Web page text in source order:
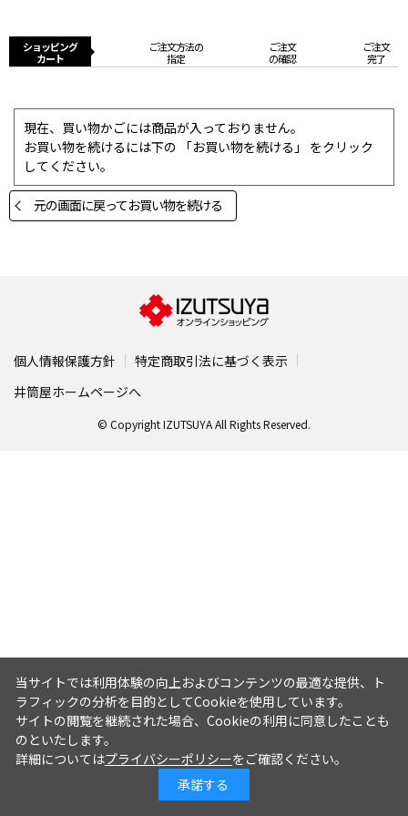
ショッピング
カート
ご注文方法の
指定
ご注文
の確認
ご注文
完了
現在、買い物かごには商品が入っておりません。
お買い物を続けるには下の 「お買い物を続ける」 をクリック
してください。
元の画面に戻ってお買い物を続ける
個人情報保護方針
特定商取引法に基づく表示
井筒屋ホームページへ
© Copyright IZUTSUYA All Rights Reserved.
当サイトでは利用体験の向上およびコンテンツの最適な提供、ト
ラフィックの分析を目的としてCookieを使用しています。
サイトの閲覧を継続された場合、Cookieの利用に同意したことも
のといたします。
詳細についてはプライバシーポリシーをご確認ください。
承諾する